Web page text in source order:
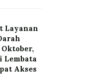
Layanan
Lembata
Akses